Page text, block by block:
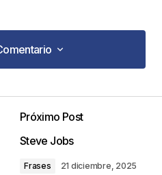
obligatorios están
Próximo Post
Steve Jobs
Frases 21 diciembre, 2025